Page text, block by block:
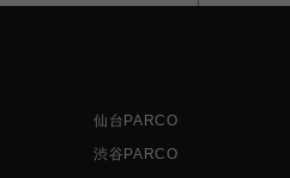
仙台PARCO
渋谷PARCO